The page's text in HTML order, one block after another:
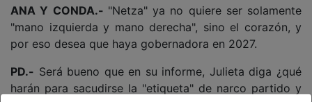
ANA Y CONDA.- "Netza" ya no quiere ser solamente
"mano izquierda y mano derecha", sino el corazón, y
por eso desea que haya gobernadora en 2027.
PD.- Será bueno que en su informe, Julieta diga ¿qué
harán para sacudirse la "etiqueta" de narco partido y